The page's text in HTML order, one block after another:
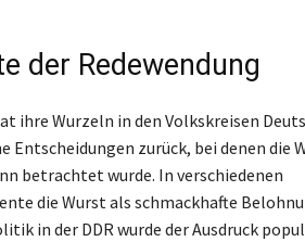
der Redewendung
ihre Wurzeln in den Volkskreisen
zurück, bei denen die
betrachtet wurde. In verschiedenen
die Wurst als schmackhafte
in der DDR wurde der Ausdruck